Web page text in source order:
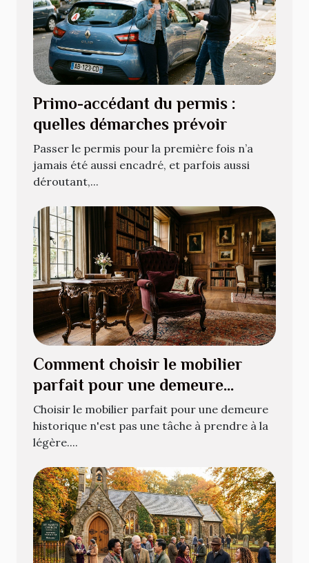
Primo-accédant du permis :
quelles démarches prévoir
Passer le permis pour la première fois n’a
jamais été aussi encadré, et parfois aussi
déroutant,...
Comment choisir le mobilier
parfait pour une demeure
historique ?
Choisir le mobilier parfait pour une demeure
historique n'est pas une tâche à prendre à la
légère....